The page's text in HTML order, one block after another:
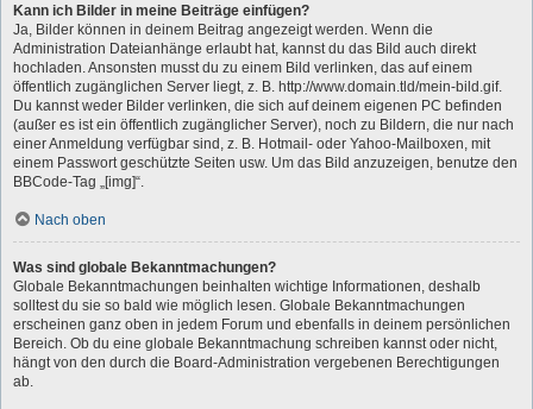
Kann ich Bilder in meine Beiträge einfügen?
Ja, Bilder können in deinem Beitrag angezeigt werden. Wenn die
Administration Dateianhänge erlaubt hat, kannst du das Bild auch direkt
hochladen. Ansonsten musst du zu einem Bild verlinken, das auf einem
öffentlich zugänglichen Server liegt, z. B. http://www.domain.tld/mein-bild.gif.
Du kannst weder Bilder verlinken, die sich auf deinem eigenen PC befinden
(außer es ist ein öffentlich zugänglicher Server), noch zu Bildern, die nur nach
einer Anmeldung verfügbar sind, z. B. Hotmail- oder Yahoo-Mailboxen, mit
einem Passwort geschützte Seiten usw. Um das Bild anzuzeigen, benutze den
BBCode-Tag „[img]“.
Nach oben
Was sind globale Bekanntmachungen?
Globale Bekanntmachungen beinhalten wichtige Informationen, deshalb
solltest du sie so bald wie möglich lesen. Globale Bekanntmachungen
erscheinen ganz oben in jedem Forum und ebenfalls in deinem persönlichen
Bereich. Ob du eine globale Bekanntmachung schreiben kannst oder nicht,
hängt von den durch die Board-Administration vergebenen Berechtigungen
ab.